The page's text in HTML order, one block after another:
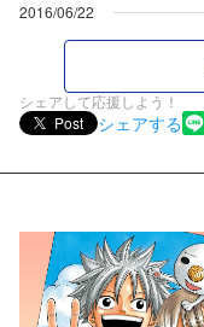
2016/06/22
シェアして応援しよう！
Post
シェアする